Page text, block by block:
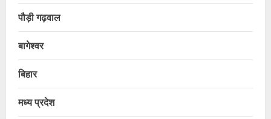
पौड़ी गढ़वाल
बागेश्वर
बिहार
मध्य प्रदेश